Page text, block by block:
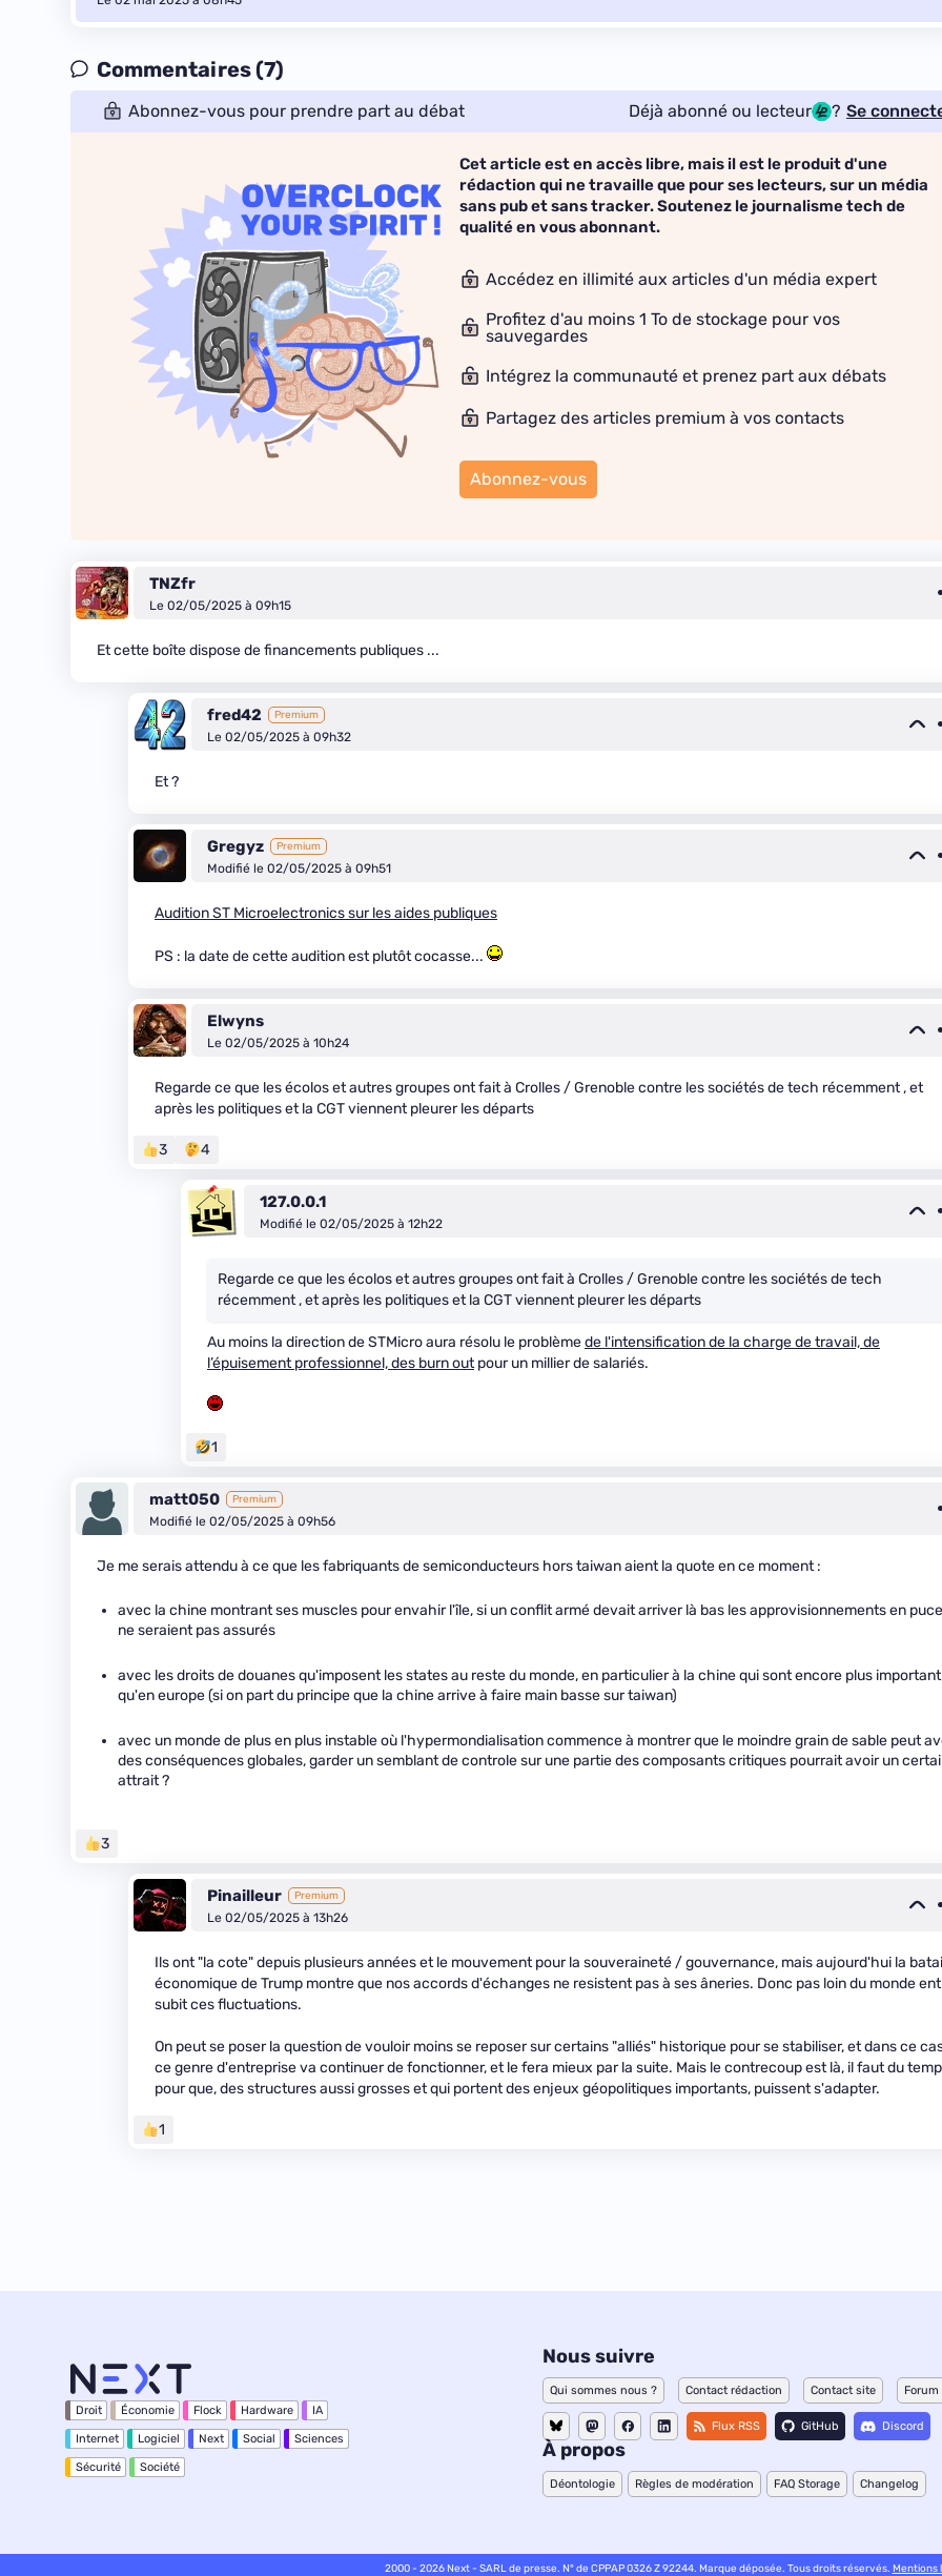
Commentaires (7)
Abonnez-vous pour prendre part au débat Déjà abonné ou lecteur ? Se
Cet article est en accès libre, mais il est le produit d'une
rédaction qui ne travaille que pour ses lecteurs, sur un média
sans pub et sans tracker. Soutenez le journalisme tech de
qualité en vous abonnant.
Accédez en illimité aux articles d'un média expert
Profitez d'au moins 1 To de stockage pour vos
sauvegardes
Intégrez la communauté et prenez part aux débats
Partagez des articles premium à vos contacts
Abonnez-vous
TNZfr
Le 02/05/2025 à 09h15
Et cette boîte dispose de financements publiques ...
fred42 Premium
Le 02/05/2025 à 09h32
Et ?
Gregyz Premium
Modifié le 02/05/2025 à 09h51
Audition ST Microelectronics sur les aides publiques
PS : la date de cette audition est plutôt cocasse...
Elwyns
Le 02/05/2025 à 10h24
Regarde ce que les écolos et autres groupes ont fait à Crolles / Grenoble contre les sociétés de tech récemment , et
après les politiques et la CGT viennent pleurer les départs
3 4
127.0.0.1
Modifié le 02/05/2025 à 12h22
Regarde ce que les écolos et autres groupes ont fait à Crolles / Grenoble contre les sociétés de tech
récemment , et après les politiques et la CGT viennent pleurer les départs
Au moins la direction de STMicro aura résolu le problèmede l'intensification de la charge de travail, de
l’épuisement professionnel, des burn outpour un millier de salariés.
1
matt050 Premium
Modifié le 02/05/2025 à 09h56
Je me serais attendu à ce que les fabriquants de semiconducteurs hors taiwan aient la quote en ce moment :
avec la chine montrant ses muscles pour envahir l'île, si un conflit armé devait arriver là bas les approvisionnements en
ne seraient pas assurés
avec les droits de douanes qu'imposent les states au reste du monde, en particulier à la chine qui sont encore plus important
qu'en europe (si on part du principe que la chine arrive à faire main basse sur taiwan)
avec un monde de plus en plus instable où l'hypermondialisation commence à montrer que le moindre grain de sable peut
des conséquences globales, garder un semblant de controle sur une partie des composants critiques pourrait avoir un
attrait ?
3
Pinailleur Premium
Le 02/05/2025 à 13h26
Ils ont "la cote" depuis plusieurs années et le mouvement pour la souveraineté / gouvernance, mais aujourd'hui la
économique de Trump montre que nos accords d'échanges ne resistent pas à ses âneries. Donc pas loin du monde
subit ces fluctuations.
On peut se poser la question de vouloir moins se reposer sur certains "alliés" historique pour se stabiliser, et dans ce
ce genre d'entreprise va continuer de fonctionner, et le fera mieux par la suite. Mais le contrecoup est là, il faut du
pour que, des structures aussi grosses et qui portent des enjeux géopolitiques importants, puissent s'adapter.
1
Droit Économie Flock Hardware IA
Internet Logiciel Next Social Sciences
Sécurité Société
Nous suivre
Qui sommes nous ? Contact rédaction Contact site Forum
Flux RSS GitHub Discord
À propos
Déontologie Règles de modération FAQ Storage Changelog
2000 - 2026 Next - SARL de presse. N° de CPPAP 0326 Z 92244. Marque déposée. Tous droits réservés. Mentions